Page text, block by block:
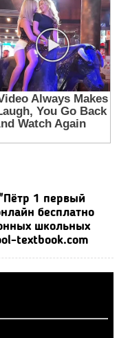
1 первый
бесплатно
школьных
textbook.com